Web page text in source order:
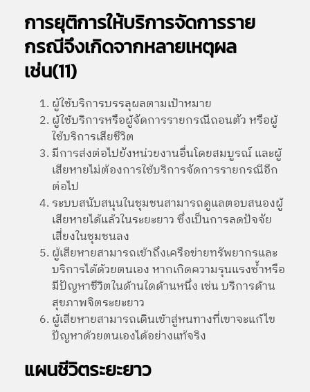
การยุติการให้บริการจัดการราย
กรณีจึงเกิดจากหลายเหตุผล
เช่น(11)
ผู้ใช้บริการบรรลุผลตามเป้าหมาย
ผู้ใช้บริการหรือผู้จัดการรายกรณีถอนตัว หรือผู้
ใช้บริการเสียชีวิต
มีการส่งต่อไปยังหน่วยงานอื่นโดยสมบูรณ์ และผู้
เสียหายไม่ต้องการใช้บริการจัดการรายกรณีอีก
ต่อไป
ระบบสนับสนุนในชุมชนสามารถดูแลตอบสนองผู้
เสียหายได้แล้วในระยะยาว ซึ่งเป็นการลดปัจจัย
เสี่ยงในชุมชนลง
ผู้เสียหายสามารถเข้าถึงเครือข่ายทรัพยากรและ
บริการได้ด้วยตนเอง หากเกิดความรุนแรงซ้ำหรือ
มีปัญหาชีวิตในด้านใดด้านหนึ่ง เช่น บริการด้าน
สุขภาพจิตระยะยาว
ผู้เสียหายสามารถเดินเข้าสู่หนทางที่เขาจะแก้ไข
ปัญหาด้วยตนเองได้อย่างแท้จริง
แผนชีวิตระยะยาว